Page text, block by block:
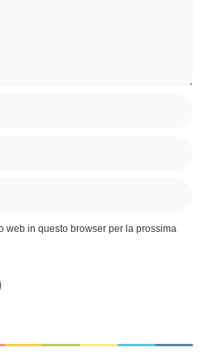
web in questo browser per la prossima